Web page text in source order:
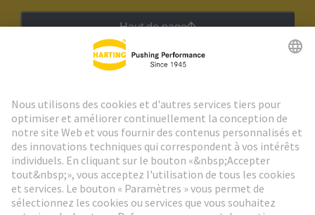
Haut de page
Aller à l'inscription